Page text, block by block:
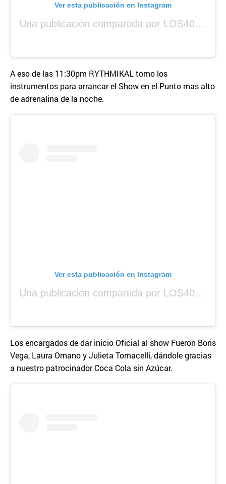
Ver esta publicación en Instagram
Una publicación compartida por LOS40 Panamá (@los40panama)
A eso de las 11:30pm RYTHMIKAL tomo los
instrumentos para arrancar el Show en el Punto mas alto
de adrenalina de la noche.
Ver esta publicación en Instagram
Una publicación compartida por LOS40 Panamá (@los40panama)
Los encargados de dar inicio Oficial al show Fueron Boris
Vega, Laura Ornano y Julieta Tomacelli, dándole gracias
a nuestro patrocinador Coca Cola sin Azúcar.